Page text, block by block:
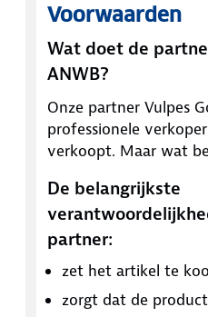
Voorwaarden
Wat doet de
ANWB?
Onze partner Vulpes
professionele
verkoopt. Maar wat
De belangrijkste
partner:
zet het artikel te
zorgt dat de